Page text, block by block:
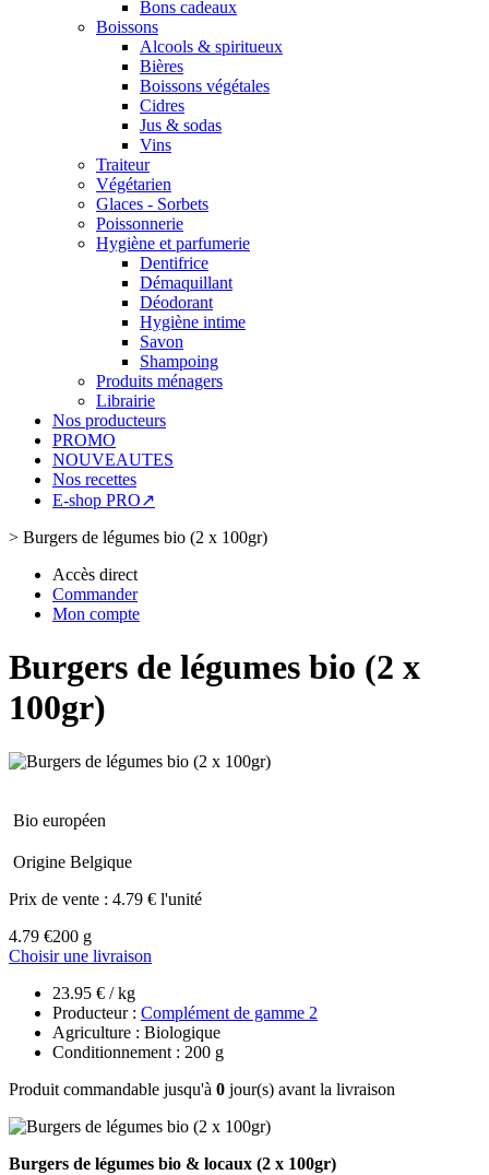
Bons cadeaux
Boissons
Alcools & spiritueux
Bières
Boissons végétales
Cidres
Jus & sodas
Vins
Traiteur
Végétarien
Glaces - Sorbets
Poissonnerie
Hygiène et parfumerie
Dentifrice
Démaquillant
Déodorant
Hygiène intime
Savon
Shampoing
Produits ménagers
Librairie
Nos producteurs
PROMO
NOUVEAUTES
Nos recettes
E-shop PRO↗
> Burgers de légumes bio (2 x 100gr)
Accès direct
Commander
Mon compte
Burgers de légumes bio (2 x
100gr)
Bio européen
Origine Belgique
Prix de vente : 4.79 € l'unité
4.79 €200 g
Choisir une livraison
23.95 € / kg
Producteur : Complément de gamme 2
Agriculture : Biologique
Conditionnement : 200 g
Produit commandable jusqu'à 0 jour(s) avant la livraison
Burgers de légumes bio & locaux (2 x 100gr)